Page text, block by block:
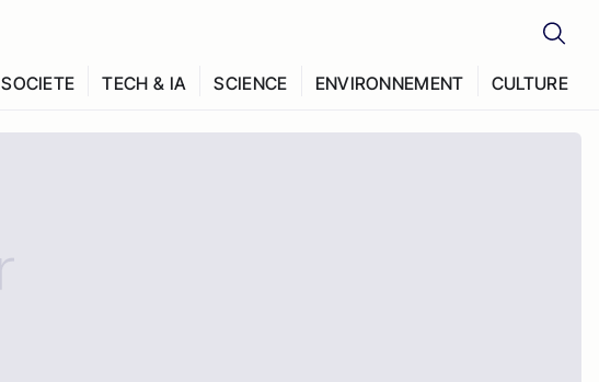
SOCIETE TECH & IA SCIENCE ENVIRONNEMENT CULTURE